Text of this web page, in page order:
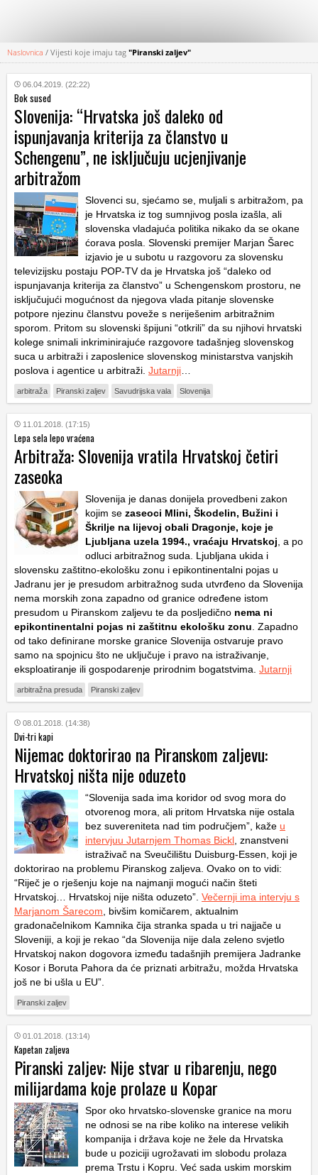
KATEGORIJE
HRVATSKI
WEB
Naslovnica / Vijesti koje imaju tag "Piranski zaljev"
06.04.2019. (22:22)
Bok sused
Slovenija: “Hrvatska još daleko od
ispunjavanja kriterija za članstvo u
Schengenu”, ne isključuju ucjenjivanje
arbitražom
Slovenci su, sjećamo se, muljali s arbitražom, pa
je Hrvatska iz tog sumnjivog posla izašla, ali
slovenska vladajuća politika nikako da se okane
ćorava posla. Slovenski premijer Marjan Šarec
izjavio je u subotu u razgovoru za slovensku
televizijsku postaju POP-TV da je Hrvatska još “daleko od
ispunjavanja kriterija za članstvo” u Schengenskom prostoru, ne
isključujući mogućnost da njegova vlada pitanje slovenske
potpore njezinu članstvu poveže s neriješenim arbitražnim
sporom. Pritom su slovenski špijuni “otkrili” da su njihovi hrvatski
kolege snimali inkriminirajuće razgovore tadašnjeg slovenskog
suca u arbitraži i zaposlenice slovenskog ministarstva vanjskih
poslova i agentice u arbitraži. Jutarnji
arbitraža Piranski zaljev Savudrijska vala Slovenija
11.01.2018. (17:15)
Lepa sela lepo vraćena
Arbitraža: Slovenija vratila Hrvatskoj četiri
zaseoka
Slovenija je danas donijela provedbeni zakon
kojim se zaseoci Mlini, Škodelin, Bužini i
Škrilje na lijevoj obali Dragonje, koje je
Ljubljana uzela 1994., vraćaju Hrvatskoj , a po
odluci arbitražnog suda. Ljubljana ukida i
slovensku zaštitno-ekološku zonu i epikontinentalni pojas u
Jadranu jer je presudom arbitražnog suda utvrđeno da Slovenija
nema morskih zona zapadno od granice određene istom
presudom u Piranskom zaljevu te da posljedično nema ni
epikontinentalni pojas ni zaštitnu ekološku zonu . Zapadno
od tako definirane morske granice Slovenija ostvaruje pravo
samo na spojnicu što ne uključuje i pravo na istraživanje,
eksploatiranje ili gospodarenje prirodnim bogatstvima. Jutarnji
arbitražna presuda Piranski zaljev
08.01.2018. (14:38)
Dvi-tri kapi
Nijemac doktorirao na Piranskom zaljevu:
Hrvatskoj ništa nije oduzeto
“Slovenija sada ima koridor od svog mora do
otvorenog mora, ali pritom Hrvatska nije ostala
bez suvereniteta nad tim područjem”, kaže u
intervjuu Jutarnjem Thomas Bickl , znanstveni
istraživač na Sveučilištu Duisburg-Essen, koji je
doktorirao na problemu Piranskog zaljeva. Ovako on to vidi:
“Riječ je o rješenju koje na najmanji mogući način šteti
Hrvatskoj… Hrvatskoj nije ništa oduzeto”. Večernji ima intervju s
Marjanom Šarecom , bivšim komičarem, aktualnim
gradonačelnikom Kamnika čija stranka spada u tri najjače u
Sloveniji, a koji je rekao “da Slovenija nije dala zeleno svjetlo
Hrvatskoj nakon dogovora između tadašnjih premijera Jadranke
Kosor i Boruta Pahora da će priznati arbitražu, možda Hrvatska
još ne bi ušla u EU”.
Piranski zaljev
01.01.2018. (13:14)
Kapetan zaljeva
Piranski zaljev: Nije stvar u ribarenju, nego
milijardama koje prolaze u Kopar
Spor oko hrvatsko-slovenske granice na moru
ne odnosi se na ribe koliko na interese velikih
kompanija i država koje ne žele da Hrvatska
bude u poziciji ugrožavati im slobodu prolaza
prema Trstu i Kopru. Već sada uskim morskim